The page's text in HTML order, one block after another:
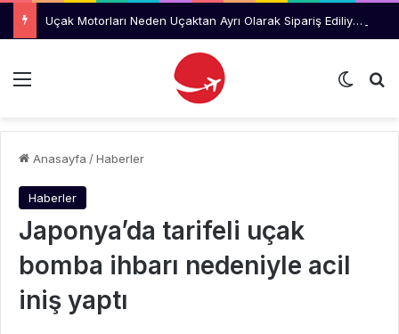
Uçak Motorları Neden Uçaktan Ayrı Olarak Sipariş Ediliyor?
Menü Dış
Anasayfa /Haberler
Haberler
Japonya’da tarifeli uçak
bomba ihbarı nedeniyle acil
iniş yaptı